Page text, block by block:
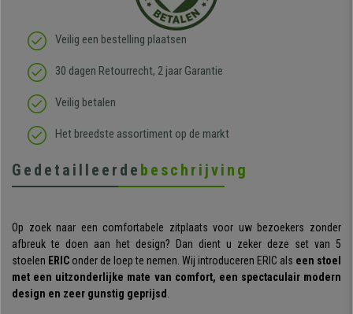
Veilig een bestelling plaatsen
30 dagen Retourrecht, 2 jaar Garantie
Veilig betalen
Het breedste assortiment op de markt
Gedetailleerde beschrijving
Op zoek naar een comfortabele zitplaats voor uw bezoekers zonder
afbreuk te doen aan het design? Dan dient u zeker deze set van 5
stoelen ERIC onder de loep te nemen. Wij introduceren ERIC als een stoel
met een uitzonderlijke mate van comfort, een spectaculair modern
design en zeer gunstig geprijsd .